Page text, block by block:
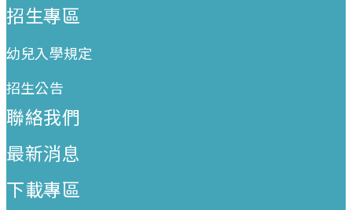
招生專區
幼兒入學規定
招生公告
聯絡我們
最新消息
下載專區